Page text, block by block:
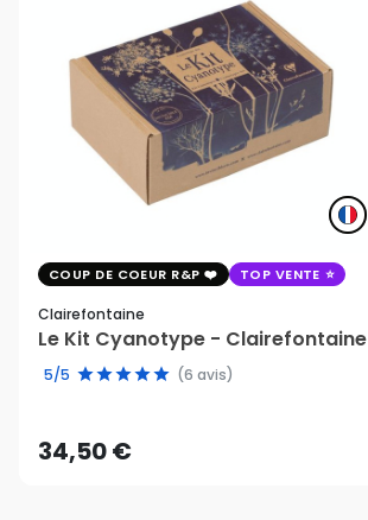
COUP DE COEUR R&P TOP VENTE
Clairefontaine
Le Kit Cyanotype - Clairefontaine
5/5 (6 avis)
34,50 €